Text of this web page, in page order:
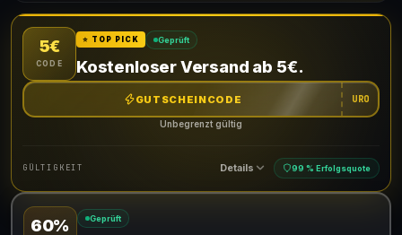
5€
CODE
⭐ TOP PICK Geprüft
Kostenloser Versand ab 5€.
GUTSCHEINCODE URO
Unbegrenzt gültig
GÜLTIGKEIT Details 99 % Erfolgsquote
60% Geprüft